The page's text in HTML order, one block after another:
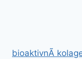
bioaktivnÃ­